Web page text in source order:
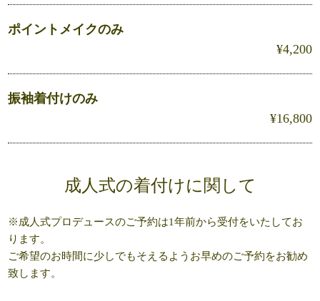
ポイントメイクのみ
¥4,200
振袖着付けのみ
¥16,800
成人式の着付けに関して
※成人式プロデュースのご予約は1年前から受付をいたしてお
ります。
ご希望のお時間に少しでもそえるようお早めのご予約をお勧め
致します。